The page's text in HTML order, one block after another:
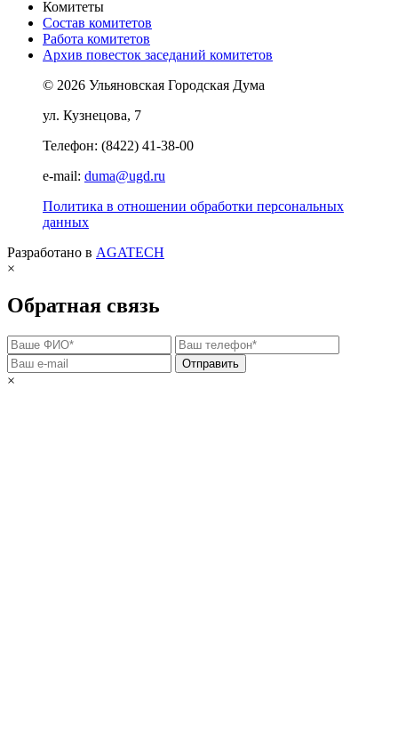
Комитеты
Состав комитетов
Работа комитетов
Архив повесток заседаний комитетов
© 2026 Ульяновская Городская Дума
ул. Кузнецова, 7
Телефон: (8422) 41-38-00
e-mail: duma@ugd.ru
Политика в отношении обработки персональных
данных
Разработано в AGATECH
×
Обратная связь
Отправить
×